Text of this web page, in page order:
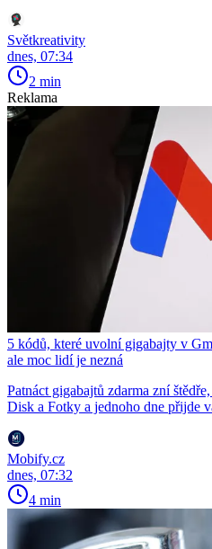
Světkreativity
dnes, 07:34
2 min
Reklama
5 kódů, které uvolní gigabajty v
ale moc lidí je nezná
Patnáct gigabajtů zdarma zní
Disk a Fotky a jednoho dne přijde
Mobify.cz
dnes, 07:32
4 min